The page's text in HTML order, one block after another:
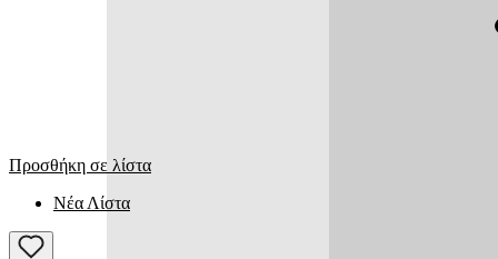
Προσθήκη σε λίστα
Νέα Λίστα